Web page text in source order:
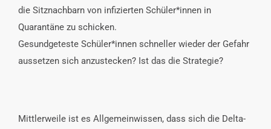
die Sitznachbarn von infizierten Schüler*innen in
Quarantäne zu schicken.
Gesundgeteste Schüler*innen schneller wieder der Gefahr
aussetzen sich anzustecken? Ist das die Strategie?
Mittlerweile ist es Allgemeinwissen, dass sich die Delta-